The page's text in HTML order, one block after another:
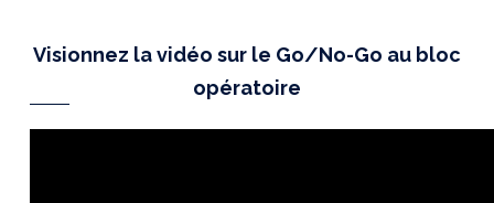
Visionnez la vidéo sur le Go/No-Go au bloc
opératoire